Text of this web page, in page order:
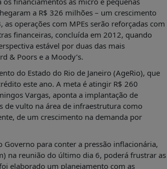
a R$ 326 milhões – um crescimento
operações com MPEs serão reforçadas com
financeiras, concluída em 2012, quando
estável por duas das mais
& Poors e a Moody’s.
do Estado do Rio de Janeiro (AgeRio), que
este ano. A meta é atingir R$ 260
Vargas, aponta a implantação de
vulto na área de infraestrutura como
de um crescimento na demanda por
para conter a pressão inflacionária,
na reunião do último dia 6, poderá frustrar as
elaborado um planejamento com as